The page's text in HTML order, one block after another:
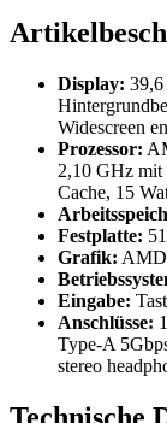
Display:
Widescreen
Prozessor:
2,10 GHz
Cache, 15
Festplatte:
Grafik:
Eingabe:
Anschlüsse:
Type-A
stereo
Technische